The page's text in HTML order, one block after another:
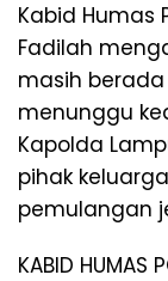
Kabid Humas
Fadilah
masih berada
menunggu
Kapolda
pihak
pemulangan
KABID HUMAS